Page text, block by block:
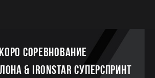
соревнование
& IRONSTAR СУПЕРСПРИНТ